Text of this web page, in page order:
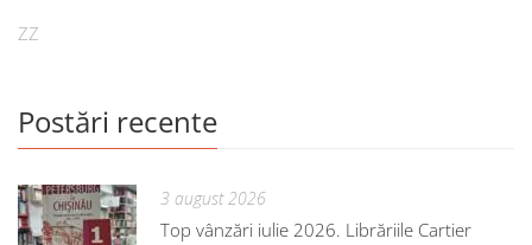
ZZ
Postări recente
3 august 2026
Top vânzări iulie 2026. Librăriile Cartier